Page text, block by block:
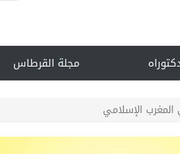
مجلة القرطاس
المغرب الإسلامي